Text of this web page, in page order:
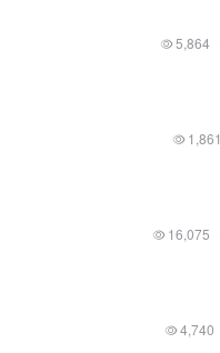
5,864
1,861
16,075
4,740